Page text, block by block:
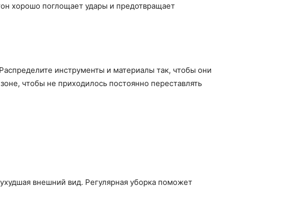
хорошо поглощает удары и предотвращает
инструменты и материалы так, чтобы они
чтобы не приходилось постоянно переставлять
внешний вид. Регулярная уборка поможет